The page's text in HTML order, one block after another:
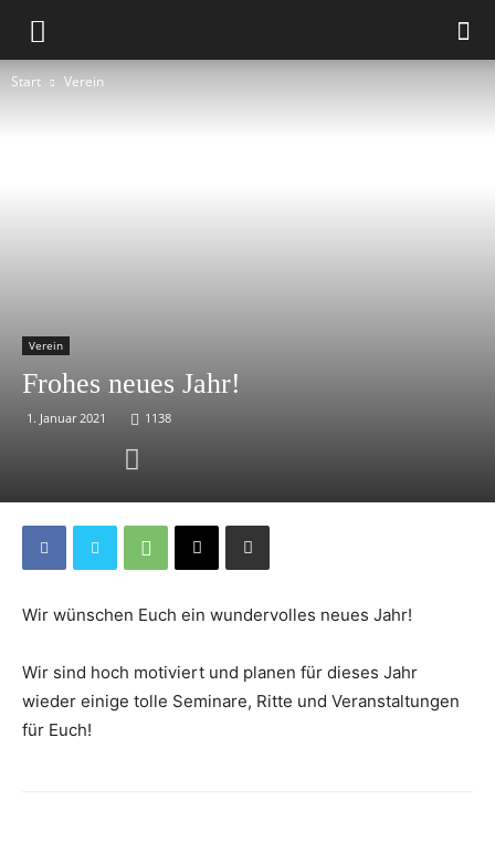
Start Verein
Verein
Frohes neues Jahr!
1. Januar 2021 1138
Wir wünschen Euch ein wundervolles neues Jahr!
Wir sind hoch motiviert und planen für dieses Jahr
wieder einige tolle Seminare, Ritte und Veranstaltungen
für Euch!